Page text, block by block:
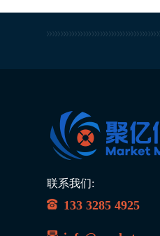
联系我们:
133 3285 4925